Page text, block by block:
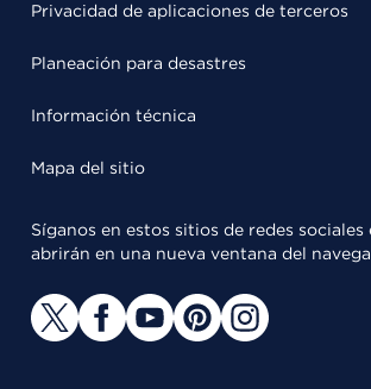
Privacidad de aplicaciones de terceros
Planeación para desastres
Información técnica
Mapa del sitio
Síganos en estos sitios de redes sociales
abrirán en una nueva ventana del